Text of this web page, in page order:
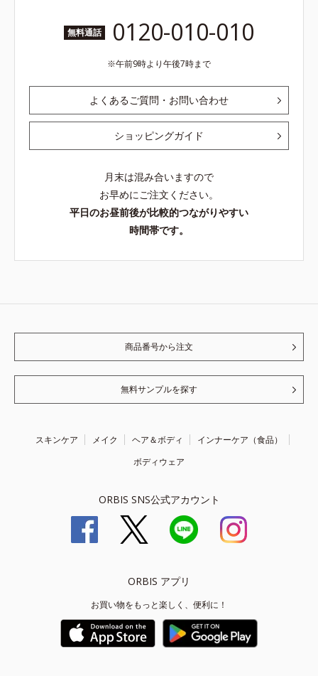
無料通話 0120-010-010
午前9時より午後7時まで
よくあるご質問・お問い合わせ
ショッピングガイド
月末は混み合いますので
お早めにご注文ください。
平日のお昼前後が比較的つながりやすい
時間帯です。
商品番号から注文
無料サンプルを探す
スキンケア メイク ヘア＆ボディ
インナーケア（食品）
ボディウェア
ORBIS SNS公式アカウント
ORBIS アプリ
お買い物をもっと楽しく、便利に！